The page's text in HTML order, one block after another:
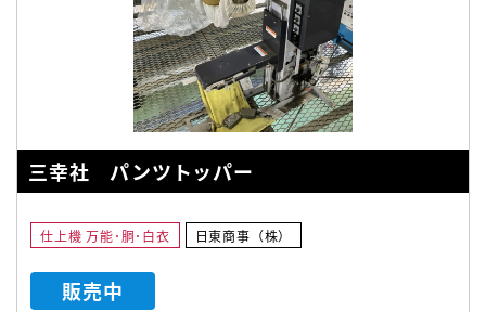
三幸社 パンツトッパー
仕上機 万能･胴･白衣 日東商事（株）
販売中